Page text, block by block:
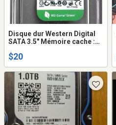
Disque dur Western Digital
SATA 3.5" Mémoire cache :
$20